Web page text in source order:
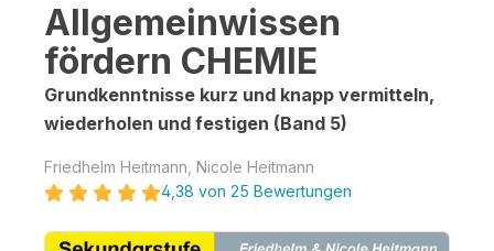
Allgemeinwissen
fördern CHEMIE
Grundkenntnisse kurz und knapp vermitteln,
wiederholen und festigen (Band 5)
Friedhelm Heitmann, Nicole Heitmann
4,38 von 25 Bewertungen
Bildergalerie überspringen